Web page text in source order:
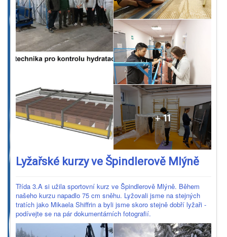
Lyžařské kurzy ve Špindlerově Mlýně
Třída 3.A si užila sportovní kurz ve Špindlerově Mlýně. Během
našeho kurzu napadlo 75 cm sněhu. Lyžovali jsme na stejných
tratích jako Mikaela Shiffrin a byli jsme skoro stejně dobří lyžaři -
podívejte se na pár dokumentárních fotografií.